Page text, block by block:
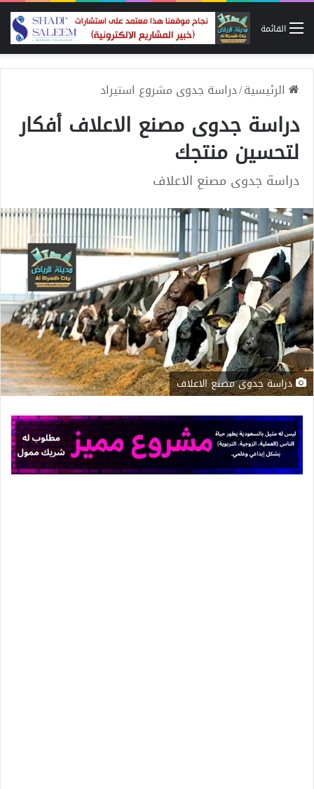
القائمة
الرئيسية/دراسة جدوى مشروع استيراد
دراسة جدوى مصنع الاعلاف أفكار
لتحسين منتجك
دراسة جدوى مصنع الاعلاف
دراسة جدوى مصنع الاعلاف